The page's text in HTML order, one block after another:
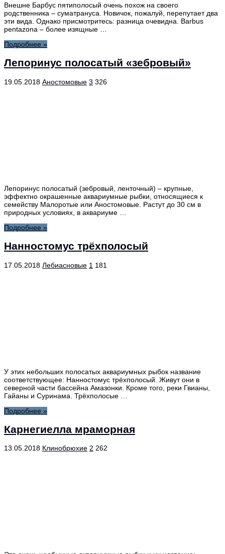
Внешне Барбус пятиполосый очень похож на своего
родственника – суматрануса. Новичок, пожалуй, перепутает два
эти вида. Однако присмотритесь: разница очевидна. Barbus
pentazona – более изящные …
Подробнее »
Лепоринус полосатый «зебровый»
19.05.2018 Аностомовые 3 326
Лепоринус полосатый (зебровый, ленточный) – крупные,
эффектно окрашенные аквариумные рыбки, относящиеся к
семейству Малоротые или Аностомовые. Растут до 30 см в
природных условиях, в аквариуме …
Подробнее »
Нанностомус трёхполосый
17.05.2018 Лебиасновые 1 181
У этих небольших полосатых аквариумных рыбок название
соответствующее: Нанностомус трёхполосый. Живут они в
северной части бассейна Амазонки. Кроме того, реки Гвианы,
Гайаны и Суринама. Трёхполосые …
Подробнее »
Карнегиелла мраморная
13.05.2018 Клинобрюхие 2 262